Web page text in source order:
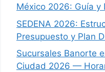
México 2026: Guía y
SEDENA 2026:
Presupuesto y Plan
Sucursales Banorte
Ciudad 2026 —